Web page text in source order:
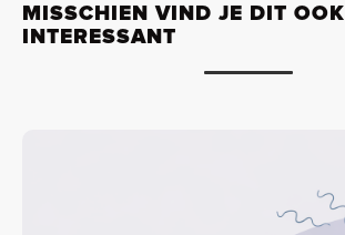
MISSCHIEN VIND JE DIT OOK
INTERESSANT